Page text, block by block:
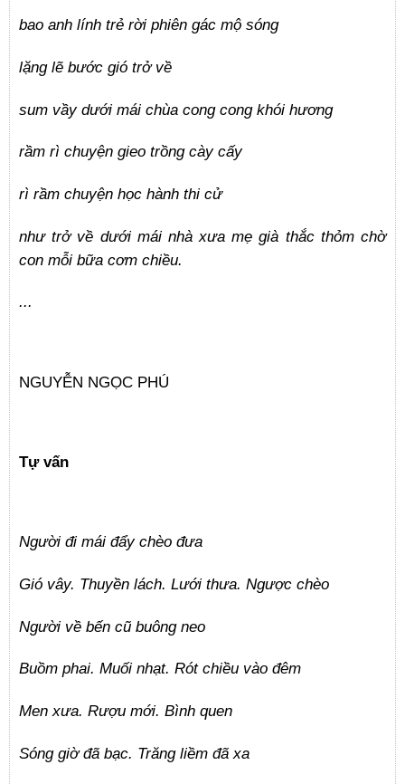
bao anh lính trẻ rời phiên gác mộ sóng
lặng lẽ bước gió trở về
sum vầy dưới mái chùa cong cong khói hương
rầm rì chuyện gieo trồng cày cấy
rì rầm chuyện học hành thi cử
như trở về dưới mái nhà xưa mẹ già thắc thỏm chờ
con mỗi bữa cơm chiều.
...
NGUYỄN NGỌC PHÚ
Tự vấn
Người đi mái đẩy chèo đưa
Gió vây. Thuyền lách. Lưới thưa. Ngược chèo
Người về bến cũ buông neo
Buồm phai. Muối nhạt. Rót chiều vào đêm
Men xưa. Rượu mới. Bình quen
Sóng giờ đã bạc. Trăng liềm đã xa